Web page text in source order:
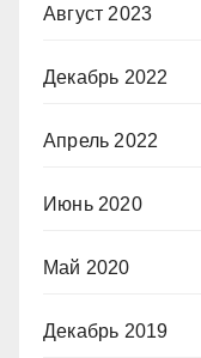
Август 2023
Декабрь 2022
Апрель 2022
Июнь 2020
Май 2020
Декабрь 2019